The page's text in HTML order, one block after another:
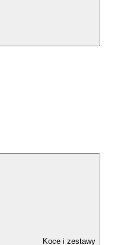
Koce i zestawy